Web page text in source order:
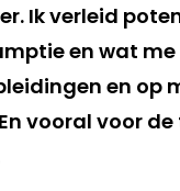
Ik verleid
en wat
en
vooral voor